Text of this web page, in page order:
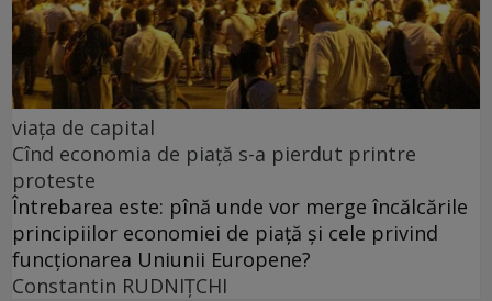
viața de capital
Cînd economia de piață s-a pierdut printre
proteste
Întrebarea este: pînă unde vor merge încălcările
principiilor economiei de piață și cele privind
funcționarea Uniunii Europene?
Constantin RUDNIŢCHI